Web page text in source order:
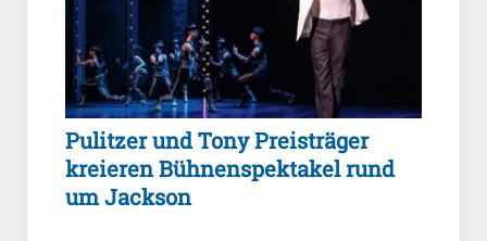
Pulitzer und Tony Preisträger
kreieren Bühnenspektakel rund
um Jackson